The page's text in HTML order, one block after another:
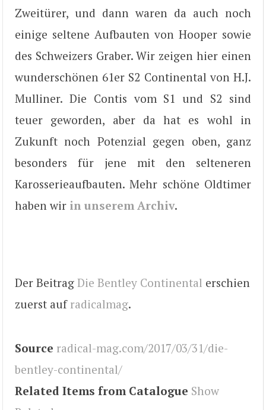
Zweitürer, und dann waren da auch noch
einige seltene Aufbauten von Hooper sowie
des Schweizers Graber. Wir zeigen hier einen
wunderschönen 61er S2 Continental von H.J.
Mulliner. Die Contis vom S1 und S2 sind
teuer geworden, aber da hat es wohl in
Zukunft noch Potenzial gegen oben, ganz
besonders für jene mit den selteneren
Karosserieaufbauten. Mehr schöne Oldtimer
haben wir in unserem Archiv.
Der Beitrag Die Bentley Continental erschien
zuerst auf radicalmag.
Source radical-mag.com/2017/03/31/die-
bentley-continental/
Related Items from Catalogue Show